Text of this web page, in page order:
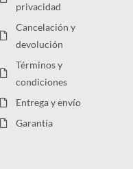
privacidad
Cancelación y
devolución
Términos y
condiciones
Entrega y envío
Garantía